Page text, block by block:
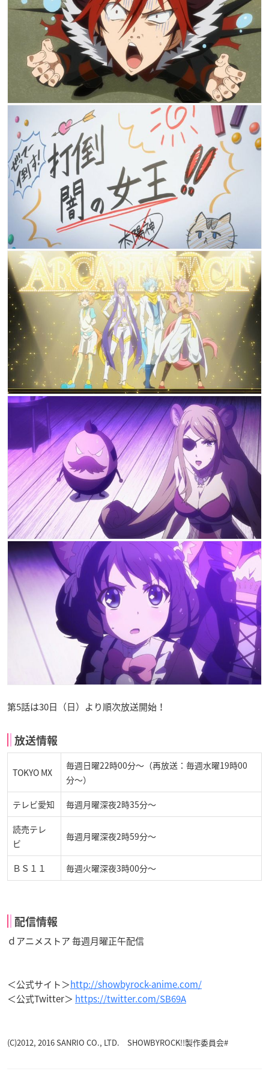
第5話は30日（日）より順次放送開始！
放送情報
TOKYO MX
毎週日曜22時00分〜（再放送：毎週水曜19時00
分〜）
テレビ愛知 毎週月曜深夜2時35分～
読売テレ
ビ
毎週月曜深夜2時59分～
ＢＳ１１ 毎週火曜深夜3時00分～
配信情報
ｄアニメストア 毎週月曜正午配信
＜公式サイト＞http://showbyrock-anime.com/
＜公式Twitter＞ https://twitter.com/SB69A
(C)2012, 2016 SANRIO CO., LTD. SHOWBYROCK!!製作委員会#